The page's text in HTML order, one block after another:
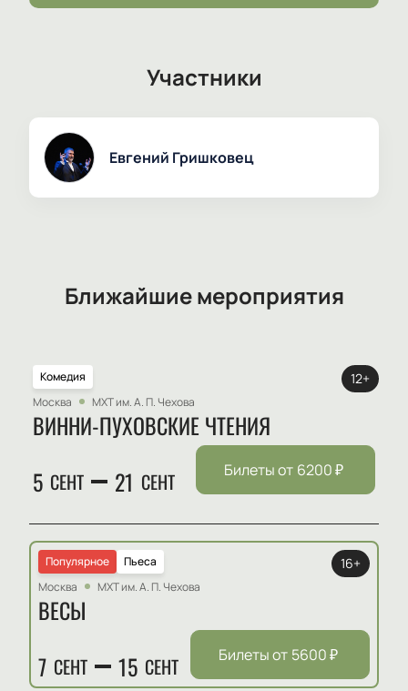
сайте можно уже сейчас.
Участники
Евгений Гришковец
Ближайшие мероприятия
Комедия
Москва
МХТ им. А. П. Чехова
ВИННИ-ПУХОВСКИЕ ЧТЕНИЯ
5 СЕНТ 21 СЕНТ
12+
Билеты от 6200₽
Пьеса
Популярное
Москва
МХТ им. А. П. Чехова
ВЕСЫ
7 СЕНТ 15 СЕНТ
16+
Билеты от 5600₽